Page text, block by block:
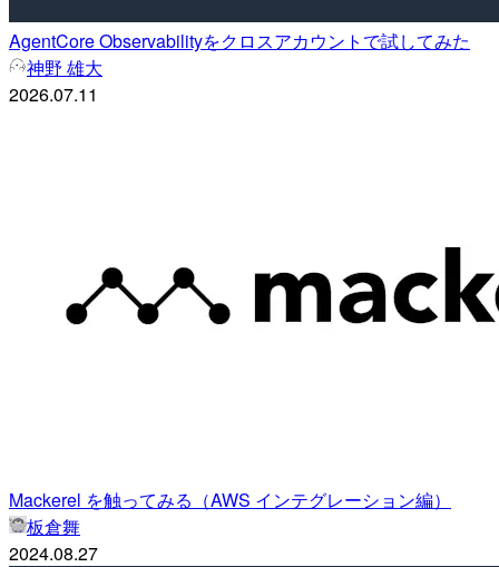
AgentCore Observabilityをクロスアカウントで試してみた
神野 雄大
2026.07.11
Mackerel を触ってみる（AWS インテグレーション編）
板倉舞
2024.08.27